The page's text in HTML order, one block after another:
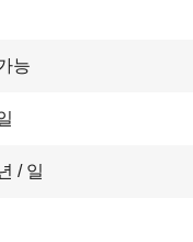
능
/ 일